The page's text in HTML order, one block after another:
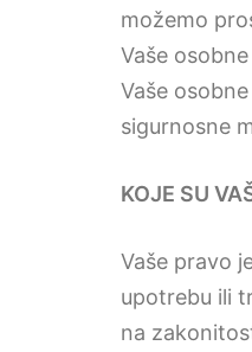
možemo
Vaše
Vaše
sigurnosne
KOJE SU
Vaše pravo
upotrebu ili
na